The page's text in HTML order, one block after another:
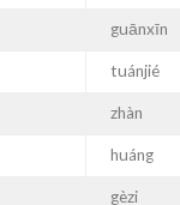
guānxīn
tuánjié
zhàn
huáng
gèzi